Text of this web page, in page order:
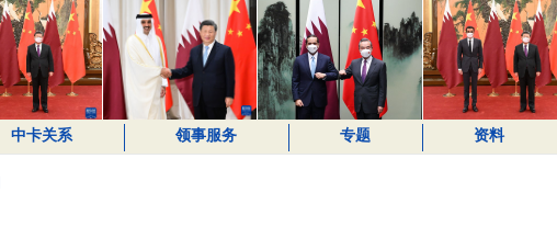
中卡关系 领事服务 专题 资料